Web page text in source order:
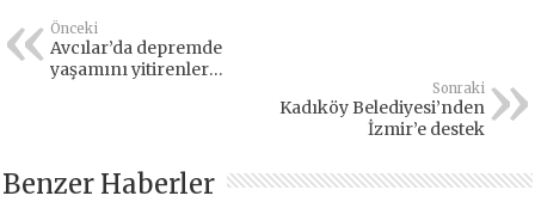
Önceki
Avcılar’da depremde
yaşamını yitirenler
Sonraki
Kadıköy Belediyesi’nden
İzmir’e destek
Benzer Haberler